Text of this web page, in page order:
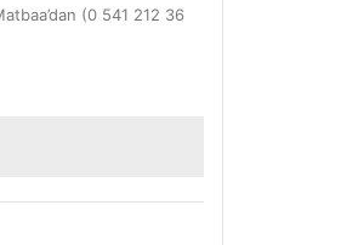
(0 541 212 36